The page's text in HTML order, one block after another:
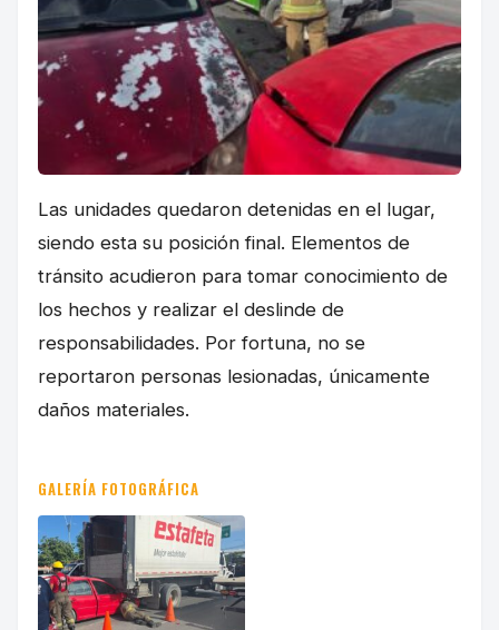
Las unidades quedaron detenidas en el lugar,
siendo esta su posición final. Elementos de
tránsito acudieron para tomar conocimiento de
los hechos y realizar el deslinde de
responsabilidades. Por fortuna, no se
reportaron personas lesionadas, únicamente
daños materiales.
GALERÍA FOTOGRÁFICA